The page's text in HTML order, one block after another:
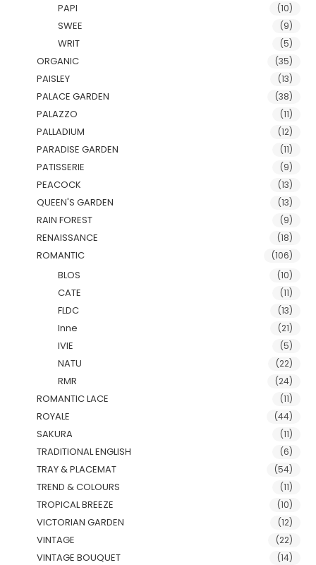
PAPI (10)
SWEE (9)
WRIT (5)
ORGANIC (35)
PAISLEY (13)
PALACE GARDEN (38)
PALAZZO (11)
PALLADIUM (12)
PARADISE GARDEN (11)
PATISSERIE (9)
PEACOCK (13)
QUEEN'S GARDEN (13)
RAIN FOREST (9)
RENAISSANCE (18)
ROMANTIC (106)
BLOS (10)
CATE (11)
FLDC (13)
Inne (21)
IVIE (5)
NATU (22)
RMR (24)
ROMANTIC LACE (11)
ROYALE (44)
SAKURA (11)
TRADITIONAL ENGLISH (6)
TRAY & PLACEMAT (54)
TREND & COLOURS (11)
TROPICAL BREEZE (10)
VICTORIAN GARDEN (12)
VINTAGE (22)
VINTAGE BOUQUET (14)